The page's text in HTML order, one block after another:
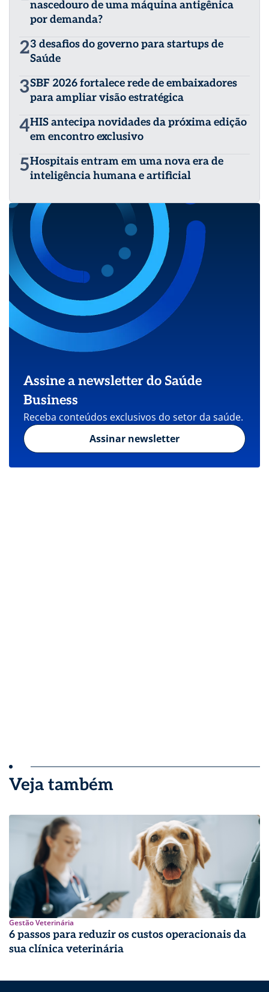
nascedouro de uma máquina antigênica
por demanda?
23 desafios do governo para startups de
Saúde
3SBF 2026 fortalece rede de embaixadores
para ampliar visão estratégica
4HIS antecipa novidades da próxima edição
em encontro exclusivo
5Hospitais entram em uma nova era de
inteligência humana e artificial
Assine a newsletter do Saúde
Business
Receba conteúdos exclusivos do setor da saúde.
Assinar newsletter
Veja também
Gestão Veterinária
6 passos para reduzir os custos operacionais da
sua clínica veterinária